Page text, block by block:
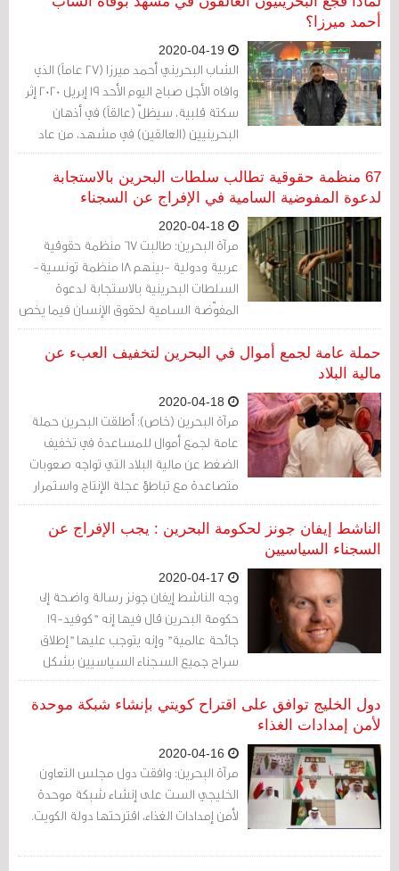
أحمد ميرزا؟
الشاب البحريني أحمد ميرزا (27 عاماً) الذي
وافاه الأجل صباح اليوم الأحد 19 إبريل 2020 إثر
سكتة قلبية، سيظلّ (عالقاً) في أذهان
البحرينيين (العالقين) في مشهد، من عاد
منهم إلى البحرين ومن لا يزال هناك، سيظلّ
عالقاً في قلوبهم الممتنّة لما فعله من
أجلهم وما قدّمه لهم في محنتهم، وستظل
مفجوعة برحيله السريع.
67 منظمة حقوقية تطالب سلطات البحرين بالاستجابة
لدعوة المفوضية السامية في الإفراج عن السجناء
مرآة البحرين: طالبت 67 منظمة حقوقية
عربية ودولية -بينهم 18 منظمة تونسية-
السلطات البحرينية بالاستجابة لدعوة
المفوّضة السامية لحقوق الإنسان فيما يخص
معتقلي الرأي بالعمل على الإفراج الفوري
عنهم.
حملة عامة لجمع أموال في البحرين لتخفيف العبء عن
مالية البلاد
مرآة البحرين (خاص): أطلقت البحرين حملة
عامة لجمع أموال للمساعدة في تخفيف
الضغط عن مالية البلاد التي تواجه صعوبات
متصاعدة مع تباطؤ عجلة الإنتاج واستمرار
تدني أسعار النفط.
الناشط إيفان جونز لحكومة البحرين : يجب الإفراج عن
السجناء السياسيين
وجه الناشط إيفان جونز رسالة واضحة إلى
حكومة البحرين قال فيها إنه "كوفيد-19
جائحة عالمية" وإنه يتوجب عليها "إطلاق
سراح جميع السجناء السياسيين بشكل
كامل، موضحًا أن "هذا لا يتعلق بالضغط
السياسي، بل بالآداب الإنسانية، وبتوفير
البحرين".
دول الخليج توافق على اقتراح كويتي بإنشاء شبكة موحدة
لأمن إمدادات الغذاء
مرآة البحرين: وافقت دول مجلس التعاون
الخليجي الست على إنشاء شبكة موحدة
لأمن إمدادات الغذاء، اقترحتها دولة الكويت.